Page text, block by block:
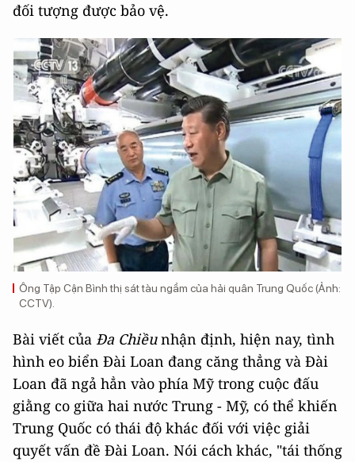
đối tượng được bảo vệ.
Ông Tập Cận Bình thị sát tàu ngầm của hải quân Trung Quốc (Ảnh:
CCTV).
Bài viết của Đa Chiềunhận định, hiện nay, tình
hình eo biển Đài Loan đang căng thẳng và Đài
Loan đã ngả hẳn vào phía Mỹ trong cuộc đấu
giằng co giữa hai nước Trung - Mỹ, có thể khiến
Trung Quốc có thái độ khác đối với việc giải
quyết vấn đề Đài Loan. Nói cách khác, "tái thống